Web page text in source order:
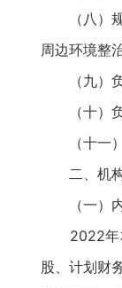
（八）规
周边环境整
（九）负
（十）负
（十一）
二、机构
（一）内
2022年本
股、计划财